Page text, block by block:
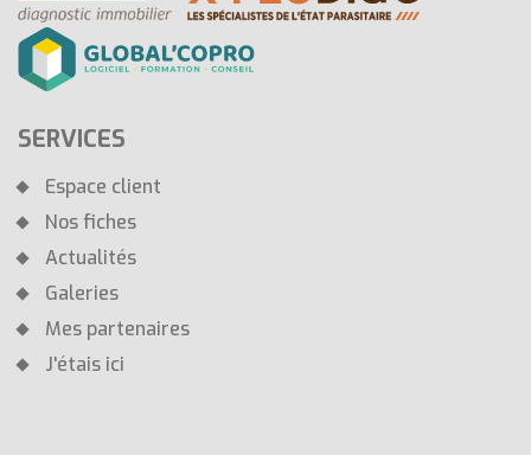
SERVICES
Espace client
Nos fiches
Actualités
Galeries
Mes partenaires
J'étais ici